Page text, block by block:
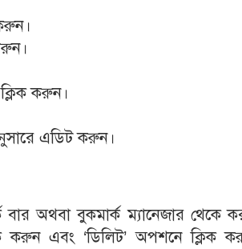
করুন।
এডিট করুন।
বার অথবা বুকমার্ক ম্যানেজার থেকে
করুন এবং ‘ডিলিট’ অপশনে ক্লিক